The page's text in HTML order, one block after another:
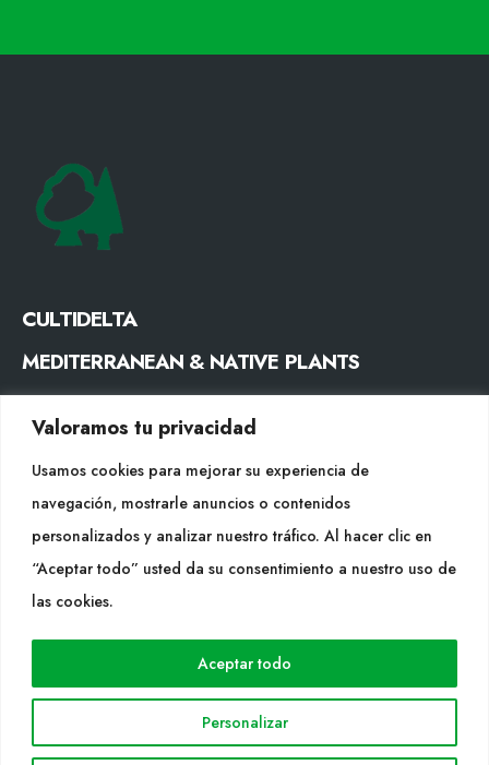
Valoramos tu privacidad
Usamos cookies para mejorar su experiencia de
navegación, mostrarle anuncios o contenidos
personalizados y analizar nuestro tráfico. Al hacer clic en
“Aceptar todo” usted da su consentimiento a nuestro uso de
las cookies.
Personalizar
Aceptar todo
CULTIDELTA
MEDITERRANEAN & NATIVE PLANTS
CONTACTO
Tel. +34 977053013
info@cultidelta.com
SÍGUENOS
WEB
Cultidelta
Especies